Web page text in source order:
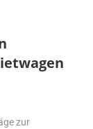
zur